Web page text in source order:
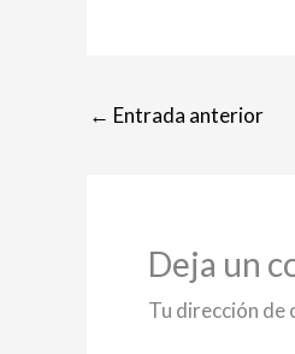
← Entrada anterior
Deja un
Tu dirección de